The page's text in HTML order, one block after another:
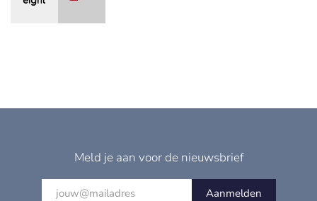
Meld je aan voor de nieuwsbrief
Aanmelden